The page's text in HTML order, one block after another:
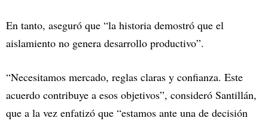
En tanto, aseguró que “la historia demostró que el
aislamiento no genera desarrollo productivo”.
“Necesitamos mercado, reglas claras y confianza. Este
acuerdo contribuye a esos objetivos”, consideró Santillán,
que a la vez enfatizó que “estamos ante una de decisión